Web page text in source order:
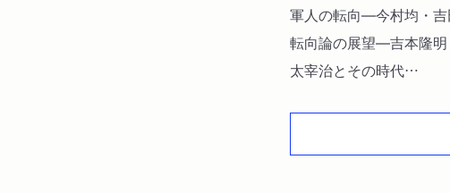
軍人の転向―今村均・吉
転向論の展望―吉本隆明
太宰治とその時代
転向研究の方法